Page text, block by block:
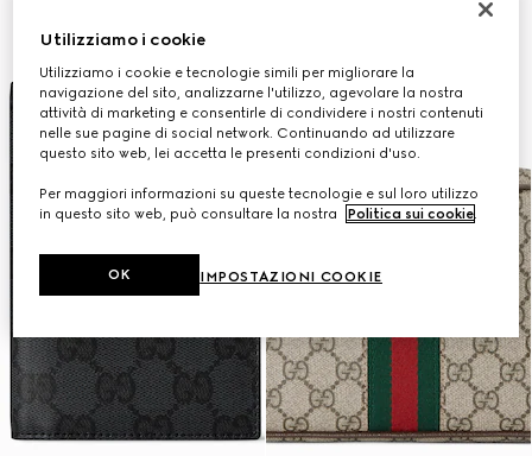
Utilizziamo i cookie
Utilizziamo i cookie e tecnologie simili per migliorare la
navigazione del sito, analizzarne l'utilizzo, agevolare la nostra
attività di marketing e consentirle di condividere i nostri contenuti
nelle sue pagine di social network. Continuando ad utilizzare
questo sito web, lei accetta le presenti condizioni d'uso.
Per maggiori informazioni su queste tecnologie e sul loro utilizzo
in questo sito web, può consultare la nostra
Politica sui cookie
IMPOSTAZIONI COOKIE
OK